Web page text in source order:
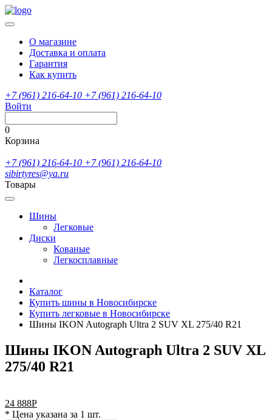
О магазине
Доставка и оплата
Гарантия
Как купить
+7 (961) 216-64-10 +7 (961) 216-64-10
Войти
0
Корзина
+7 (961) 216-64-10 +7 (961) 216-64-10
sibirtyres@ya.ru
Товары
Шины
Легковые
Диски
Кованые
Легкосплавные
Каталог
Купить шины в Новосибирске
Купить легковые в Новосибирске
Шины IKON Autograph Ultra 2 SUV XL 275/40 R21
Шины IKON Autograph Ultra 2 SUV XL
275/40 R21
24 888Р
* Цена указана за 1 шт.